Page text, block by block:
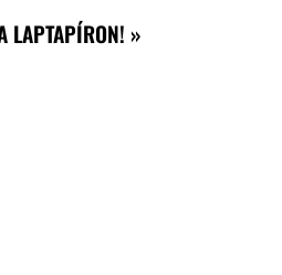
LAPTAPÍRON! »